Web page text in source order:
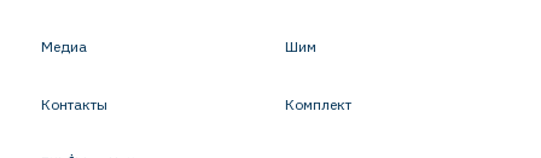
Медиа
Контакты
Шим
Комплект